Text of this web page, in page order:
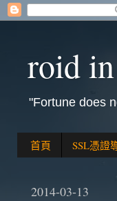
roid
"Fortune does
首頁 SSL憑證
2014-03-13